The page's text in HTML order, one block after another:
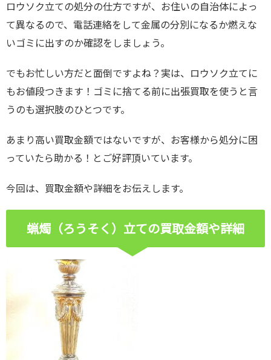
ロウソク立ての処分の仕方ですが、お住いの自治体によっ
て異なるので、電話連絡をして金属の分別になるか燃えな
いゴミに出すのか確認をしましょう。
でもお忙しい方だと面倒ですよね？実は、ロウソク立てに
もお値段つきます！ゴミに捨てる前に出張買取を使うと言
うのも選択肢のひとつです。
あまり高い買取金額ではないですが、お客様から処分に困
っていたら助かる！とご好評頂いています。
今回は、買取金額や詳細をお伝えします。
蝋燭（ろうそく）立ての買取金額や詳細